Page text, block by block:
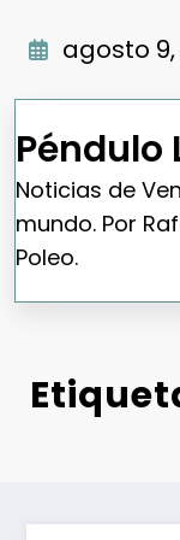
agosto 9,
Péndulo
Noticias de
mundo. Por
Poleo.